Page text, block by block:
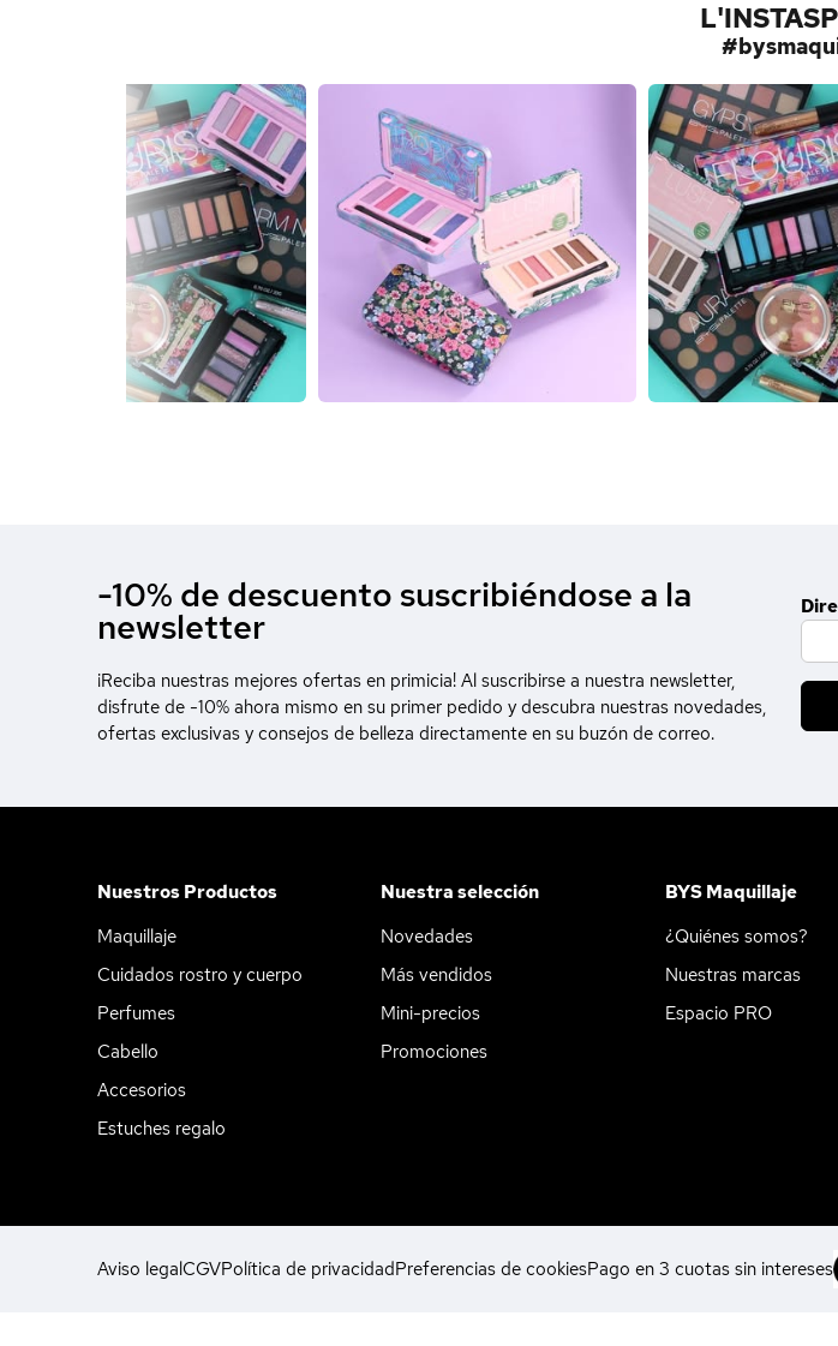
-10% de descuento suscribiéndose a la
newsletter
¡Reciba nuestras mejores ofertas en primicia! Al suscribirse a nuestra newsletter,
disfrute de -10% ahora mismo en su primer pedido y descubra nuestras novedades,
ofertas exclusivas y consejos de belleza directamente en su buzón de correo.
Nuestros Productos
Maquillaje
Cuidados rostro y cuerpo
Perfumes
Cabello
Accesorios
Estuches regalo
Nuestra selección
Novedades
Más vendidos
Mini-precios
Promociones
BYS Maquillaje
¿Quiénes somos?
Nuestras marcas
Espacio PRO
Aviso legalCGVPolítica de privacidadPreferencias de cookiesPago en 3 cuotas sin intereses